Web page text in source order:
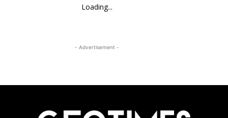
Loading...
- Advertisement -